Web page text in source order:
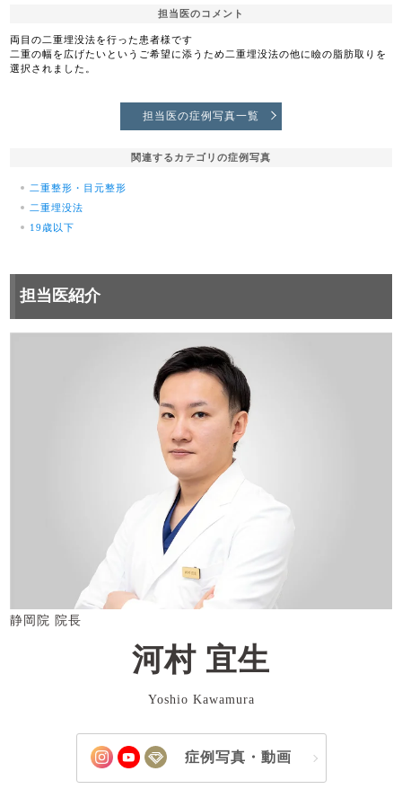
担当医のコメント
両目の二重埋没法を行った患者様です
二重の幅を広げたいというご希望に添うため二重埋没法の他に瞼の脂肪取りを
選択されました。
担当医の症例写真一覧
関連するカテゴリの症例写真
二重整形・目元整形
二重埋没法
19歳以下
担当医紹介
静岡院 院長
河村 宜生
Yoshio Kawamura
症例写真・動画